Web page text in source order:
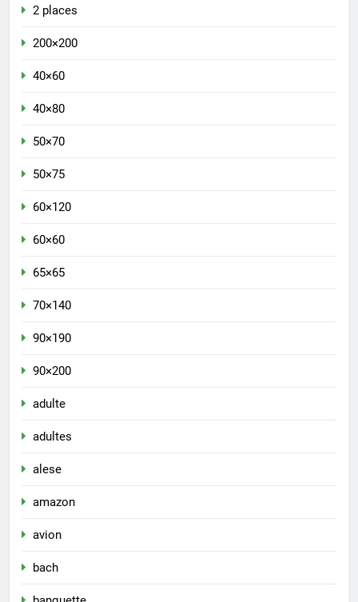
2 places
200×200
40×60
40×80
50×70
50×75
60×120
60×60
65×65
70×140
90×190
90×200
adulte
adultes
alese
amazon
avion
bach